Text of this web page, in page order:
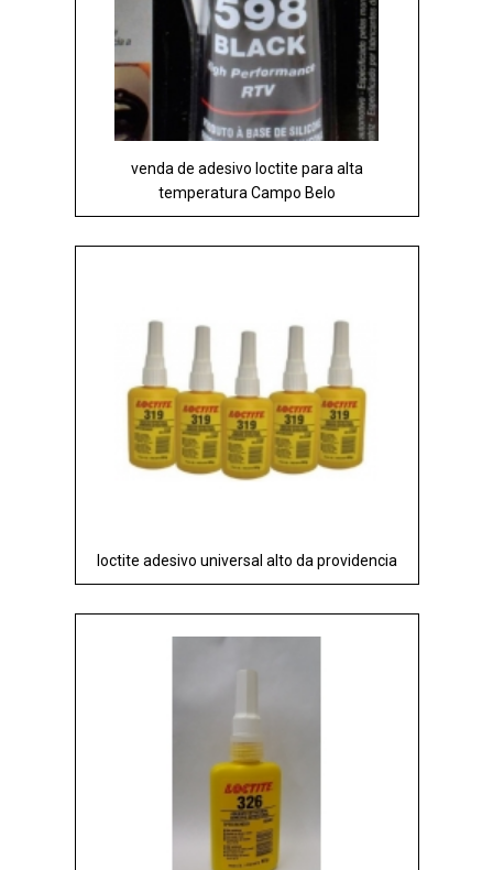
venda de adesivo loctite para alta
temperatura Campo Belo
loctite adesivo universal alto da providencia